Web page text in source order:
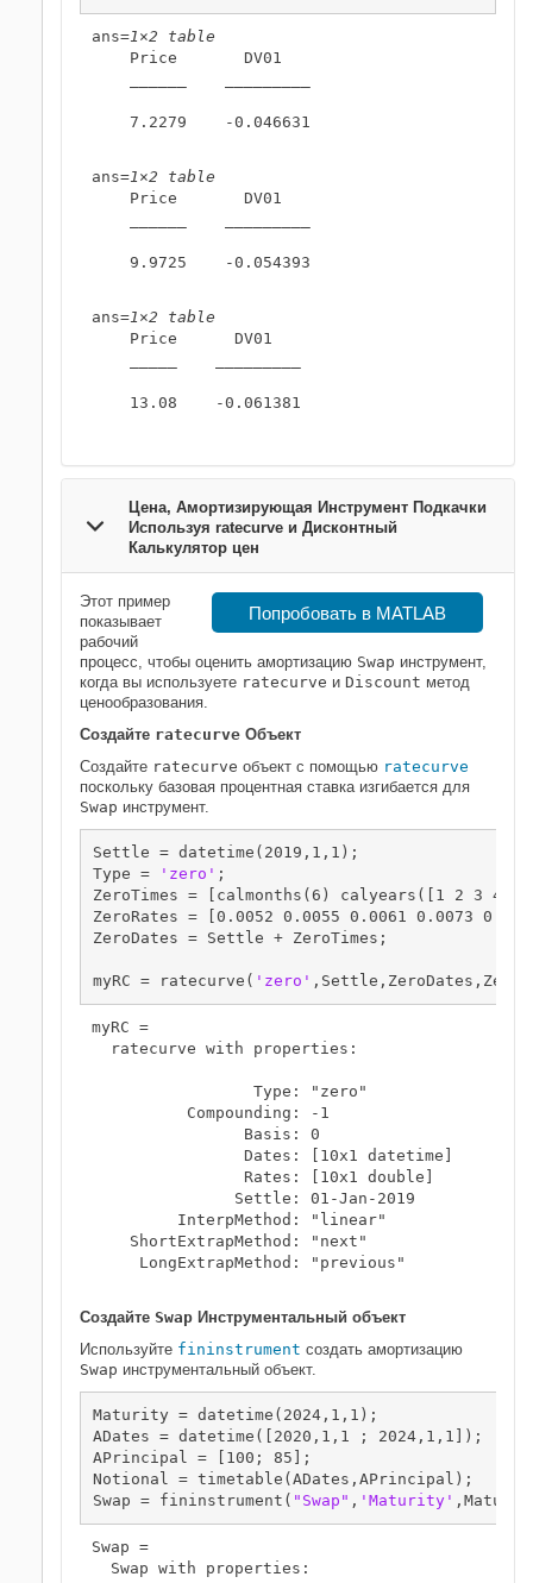
ans=1×2 table
    Price       DV01
    7.2279    -0.046631
ans=1×2 table
    Price       DV01
    9.9725    -0.054393
ans=1×2 table
    Price      DV01
    13.08    -0.061381
Цена, Амортизирующая Инструмент Подкачки
Используя ratecurve и Дисконтный
Калькулятор цен
Попробовать в MATLAB
Этот пример
показывает
рабочий
процесс, чтобы оценить амортизацию Swap инструмент,
когда вы используете ratecurve и Discount метод
ценообразования.
Создайте ratecurve Объект
Создайте ratecurve объект с помощью ratecurve
поскольку базовая процентная ставка изгибается для
Swap инструмент.
Settle = datetime(2019,1,1);
Type =
'zero' ;
ZeroTimes = [calmonths(6) calyears([1 2 3 4
ZeroRates = [0.0052 0.0055 0.0061 0.0073
ZeroDates = Settle + ZeroTimes;
myRC = ratecurve( 'zero'
myRC =
  ratecurve with properties:
                 Type: "zero"
          Compounding: -1
                Basis: 0
                Dates: [10x1 datetime]
                Rates: [10x1 double]
               Settle: 01-Jan-2019
         InterpMethod: "linear"
    ShortExtrapMethod: "next"
     LongExtrapMethod: "previous"
Создайте Swap Инструментальный объект
Используйте fininstrument создать амортизацию
Swap инструментальный объект.
Maturity = datetime(2024,1,1);
ADates = datetime([2020,1,1 ; 2024,1,1]);
APrincipal = [100; 85];
Notional = timetable(ADates,APrincipal);
Swap = fininstrument( "Swap" , 'Maturity'
Swap =
  Swap with properties: